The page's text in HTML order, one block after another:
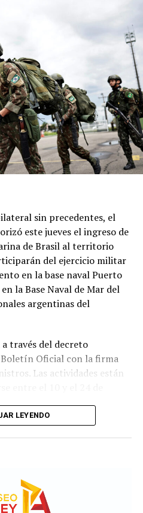
de Francisco, podría
al legado de Bergoglio,
de la Iglesia Católica.
Pontífice sería un
en noviembre, en el
a la Argentina en 40
sin precedentes, el
este jueves el ingreso de
de Brasil al territorio
del ejercicio militar
en la base naval Puerto
la Base Naval de Mar del
argentinas del
través del decreto
Oficial con la firma
Las actividades están
decreto, el fin es
procesos de planeamiento
LEYENDO